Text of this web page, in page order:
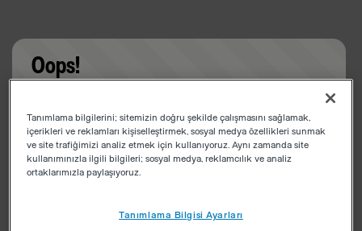
Oops!
app
Tanımlama bilgilerini; sitemizin doğru şekilde çalışmasını sağlamak,
içerikleri ve reklamları kişiselleştirmek, sosyal medya özellikleri sunmak
ve site trafiğimizi analiz etmek için kullanıyoruz. Aynı zamanda site
kullanımınızla ilgili bilgileri; sosyal medya, reklamcılık ve analiz
ortaklarımızla paylaşıyoruz.
Tanımlama Bilgisi Ayarları